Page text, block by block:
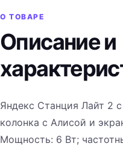
О ТОВАРЕ
Описание и
Яндекс Станция Лайт 2
колонка с Алисой и
Мощность: 6 Вт;